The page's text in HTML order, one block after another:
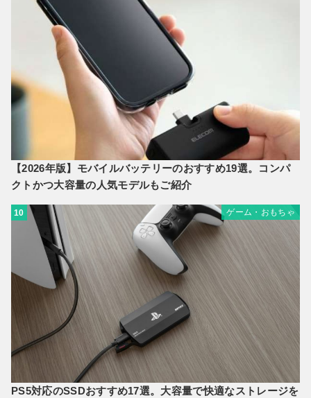
【2026年版】モバイルバッテリーのおすすめ19選。コンパ
クトかつ大容量の人気モデルもご紹介
10 ゲーム・おもちゃ
PS5対応のSSDおすすめ17選。大容量で快適なストレージを